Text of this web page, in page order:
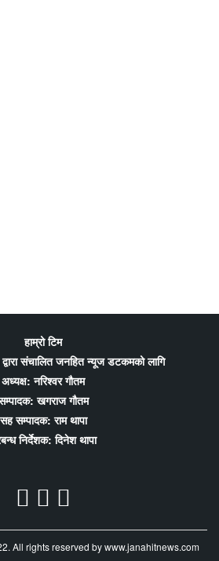
हाम्रो टिम
द्वारा संचालित जनहित न्यूज डटकमको लागि
अध्यक्ष: नरिश्वर गौतम
खगराज गौतम
सह सम्पादक: राम थापा
निर्देशक: दिनेश थापा
All rights reserved by www.janahitnews.com